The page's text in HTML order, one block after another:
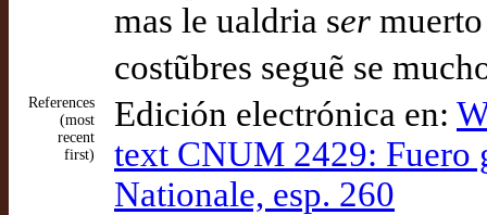
mas le ualdria ser
costũbres seguẽ se
References
(most
recent
first)
Edición electrónica en:
text CNUM 2429: Fuero
Nationale, esp. 260